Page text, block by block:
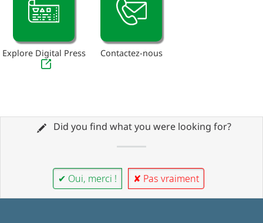
Explore Digital Press Contactez-nous
Did you find what you were looking for?
✔ Oui, merci ! ✘ Pas vraiment